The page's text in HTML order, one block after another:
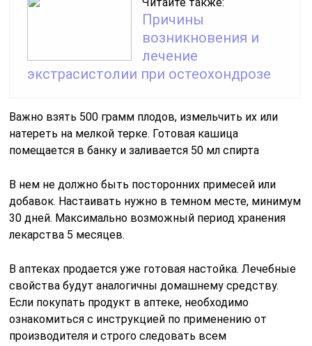
Причины
возникновения и
лечение
экстрасистолии при остеохондрозе
Важно взять 500 грамм плодов, измельчить их или
натереть на мелкой терке. Готовая кашица
помещается в банку и заливается 50 мл спирта
В нем не должно быть посторонних примесей или
добавок. Настаивать нужно в темном месте, минимум
30 дней. Максимально возможный период хранения
лекарства 5 месяцев.
В аптеках продается уже готовая настойка. Лечебные
свойства будут аналогичны домашнему средству.
Если покупать продукт в аптеке, необходимо
ознакомиться с инструкцией по применению от
производителя и строго следовать всем